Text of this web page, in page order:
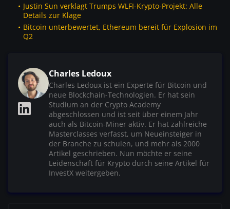
Justin Sun verklagt Trumps WLFI-Krypto-Projekt: Alle
Details zur Klage
Bitcoin unterbewertet, Ethereum bereit für Explosion im
Q2
Charles Ledoux
Charles Ledoux ist ein Experte für Bitcoin und
neue Blockchain-Technologien. Er hat sein
Studium an der Crypto Academy
abgeschlossen und ist seit über einem Jahr
auch als Bitcoin-Miner aktiv. Er hat zahlreiche
Masterclasses verfasst, um Neueinsteiger in
der Branche zu schulen, und mehr als 2000
Artikel geschrieben. Nun möchte er seine
Leidenschaft für Krypto durch seine Artikel für
InvestX weitergeben.